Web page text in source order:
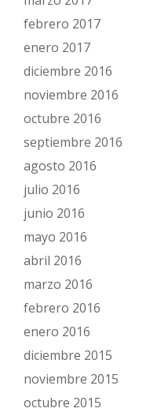
febrero 2017
enero 2017
diciembre 2016
noviembre 2016
octubre 2016
septiembre 2016
agosto 2016
julio 2016
junio 2016
mayo 2016
abril 2016
marzo 2016
febrero 2016
enero 2016
diciembre 2015
noviembre 2015
octubre 2015